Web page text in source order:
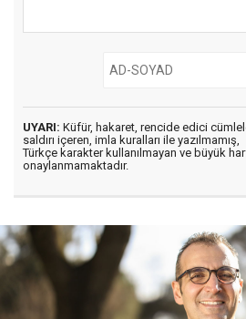
UYARI: Küfür, hakaret, rencide edici
saldırı içeren, imla kuralları ile yazılmamış,
Türkçe karakter kullanılmayan ve büyük
onaylanmamaktadır.